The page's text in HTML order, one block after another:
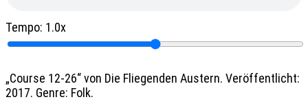
Tempo: 1.0x
„Course 12-26“ von Die Fliegenden Austern. Veröffentlicht:
2017. Genre: Folk.